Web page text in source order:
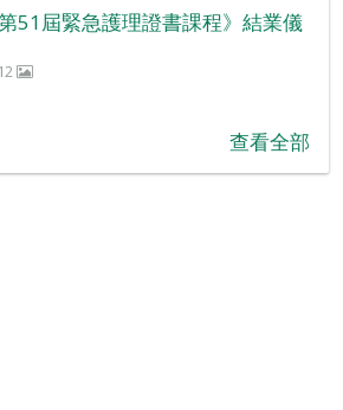
51屆緊急護理證書課程》結業儀
查看全部